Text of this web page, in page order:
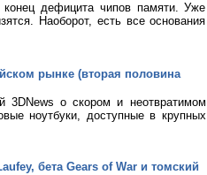
дефицита чипов памяти. Уже
Наоборот, есть все основания
рынке (вторая половина
3DNews о скором и неотвратимом
ноутбуки, доступные в крупных
бета Gears of War и томский